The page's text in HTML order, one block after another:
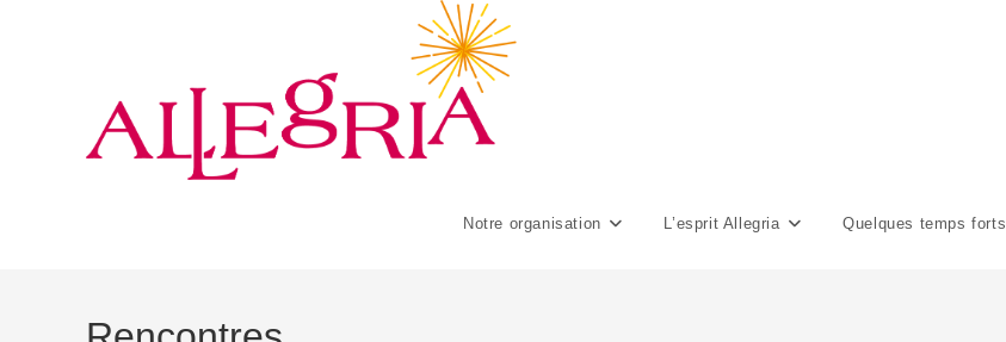
Notre organisation L’esprit Allegria Quelques temps forts